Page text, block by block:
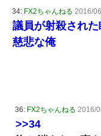
34: FX2ちゃんねる 2016/
議員が射殺され
慈悲な俺
36: FX2ちゃんねる 2016/
>>34